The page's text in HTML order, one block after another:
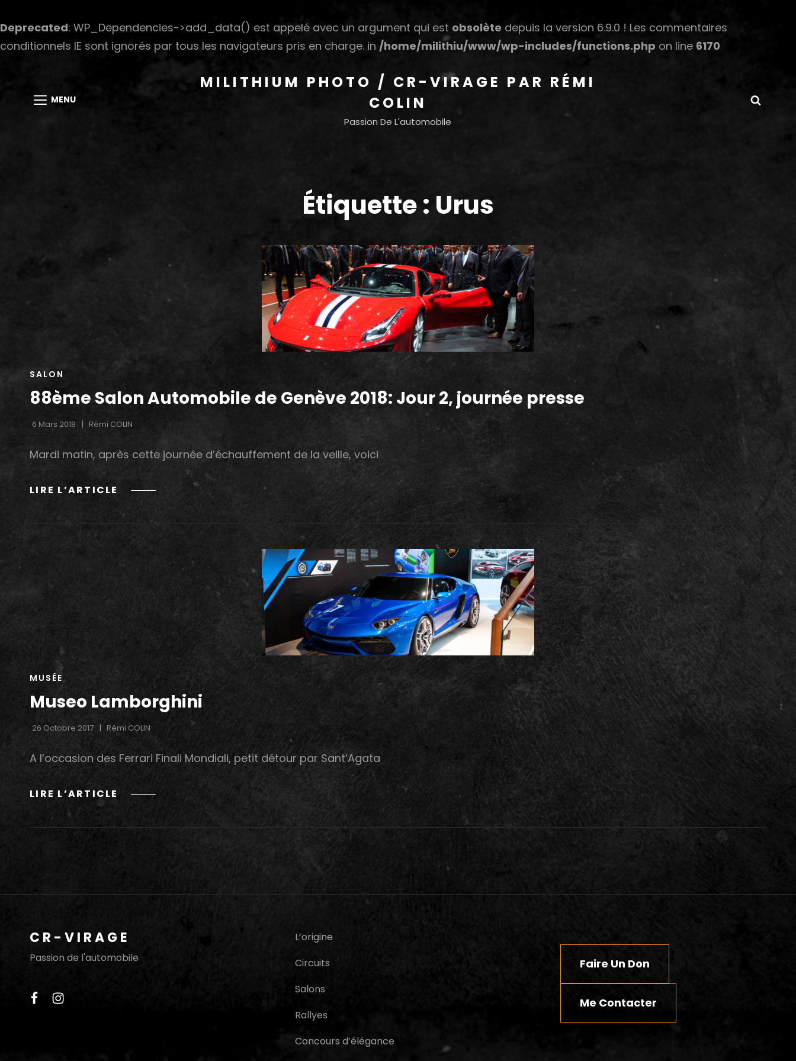
Deprecated: WP_Dependencies->add_data() est appelé avec un argument qui est obsolète depuis la version 6.9.0 ! Les commentaires
conditionnels IE sont ignorés par tous les navigateurs pris en charge. in /home/milithiu/www/wp-includes/functions.php on line 6170
MENU
MILITHIUM PHOTO / CR-VIRAGE PAR RÉMI
COLIN
Passion De L'automobile
Étiquette : Urus
CAT
SALON
88ème Salon Automobile de Genève 2018: Jour 2, journée presse
6 Mars 2018 Rémi COLIN
Mardi matin, après cette journée d’échauffement de la veille, voici
LIRE L’ARTICLE
88ÈME
AUTOMOBILE
GENÈVE
JOURNÉE
CAT
MUSÉE
Museo Lamborghini
26 Octobre 2017 Rémi COLIN
A l’occasion des Ferrari Finali Mondiali, petit détour par Sant’Agata
LIRE L’ARTICLE
MUSEO
CR-VIRAGE
Passion de l'automobile
facebook
instagram
L’origine
Circuits
Salons
Rallyes
Concours d’élégance
Faire Un Don
Me Contacter